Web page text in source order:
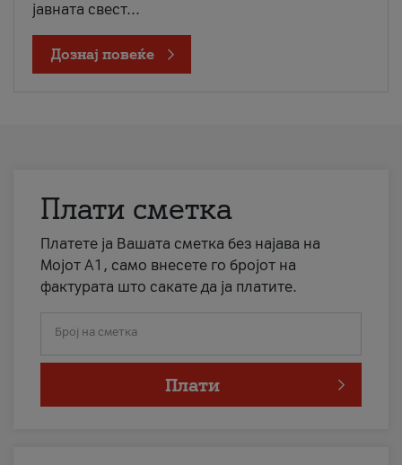
јавната свест...
Дознај повеќе
Плати сметка
Платете ја Вашата сметка без најава на
Мојот А1, само внесете го бројот на
фактурата што сакате да ја платите.
Број на сметка
Плати